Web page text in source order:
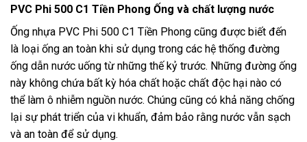
PVC Phi 500 C1 Tiền Phong Ống và chất lượng nước
Ống nhựa PVC Phi 500 C1 Tiền Phong cũng được biết đến
là loại ống an toàn khi sử dụng trong các hệ thống đường
ống dẫn nước uống từ những thế kỷ trước. Những đường ống
này không chứa bất kỳ hóa chất hoặc chất độc hại nào có
thể làm ô nhiễm nguồn nước. Chúng cũng có khả năng chống
lại sự phát triển của vi khuẩn, đảm bảo rằng nước vẫn sạch
và an toàn để sử dụng.